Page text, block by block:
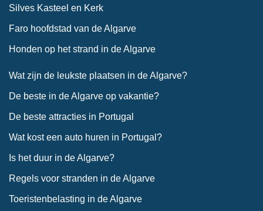
Silves Kasteel en Kerk
Faro hoofdstad van de Algarve
Honden op het strand in de Algarve
Wat zijn de leukste plaatsen in de Algarve?
De beste in de Algarve op vakantie?
De beste attracties in Portugal
Wat kost een auto huren in Portugal?
Is het duur in de Algarve?
Regels voor stranden in de Algarve
Toeristenbelasting in de Algarve